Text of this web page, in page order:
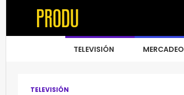
TELEVISIÓN MERCADEO
TELEVISIÓN